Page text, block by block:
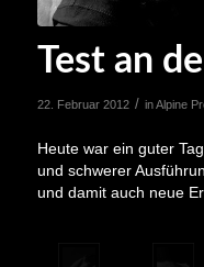
Test an
22. Februar 2012 / inAlpine
Heute war ein guter
und schwerer
und damit auch neue